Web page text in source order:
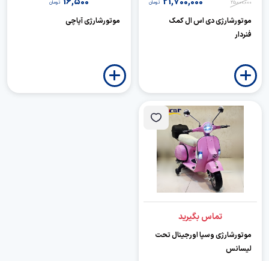
25,000,000 تومان
موتورشارژی دی اس ال کمک
فنردار
تومان
موتورشارژی آپاچی
تماس بگیرید
موتورشارژی وسپا اورجینال تحت
لیسانس